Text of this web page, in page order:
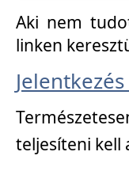
Aki nem
linken
Jelentkezés
teljesíteni kell